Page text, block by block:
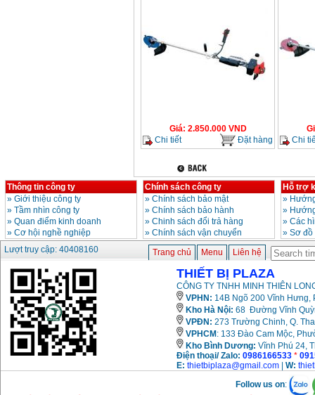
Máy cưa xích chạy
xăng Stihl MS661
Giá:29900000
Máy cắt góc đa năng
Makita LS1019L
(1510W)
Giá:14068000
Bộ máy khoan 100
chi tiết Bosch GSB
13RE (650W)
Giá :2200000
Giá: 2.850.000VND
Chi tiết
Đặt hàng
Chi
Thông tin công ty
» Giới thiệu công ty
» Tầm nhìn công ty
» Quan điểm kinh doanh
» Cơ hội nghề nghiệp
Chính sách công ty
» Chính sách bảo mật
» Chính sách bảo hành
» Chinh sách đổi trả hàng
» Chính sách vận chuyển
Hỗ trợ
»
»
» Các
» Sơ
Lượt truy cập: 40408160
Trang chủ Menu Liên hệ
THIẾT BỊ PLAZA
CÔNG TY TNHH MINH THIÊN
VPHN: 14B Ngõ 200 Vĩnh Hưng,
Kho Hà Nội: 68 Đường Vĩnh
VPĐN: 273 Trường Chinh, Q.
VPHCM : 133 Đào Cam Mộc,
Kho Bình Dương: Vĩnh Phú 24,
Điện thoại/ Zalo: 0986166533 *
E: thietbiplaza@gmail.com W:
Follow us on: